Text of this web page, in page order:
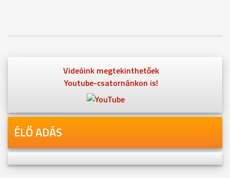
Videóink megtekinthetőek
Youtube-csatornánkon is!
ÉLŐ ADÁS